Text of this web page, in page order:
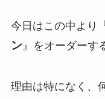
今日はこの中より
ン』をオーダーす
理由は特になく、